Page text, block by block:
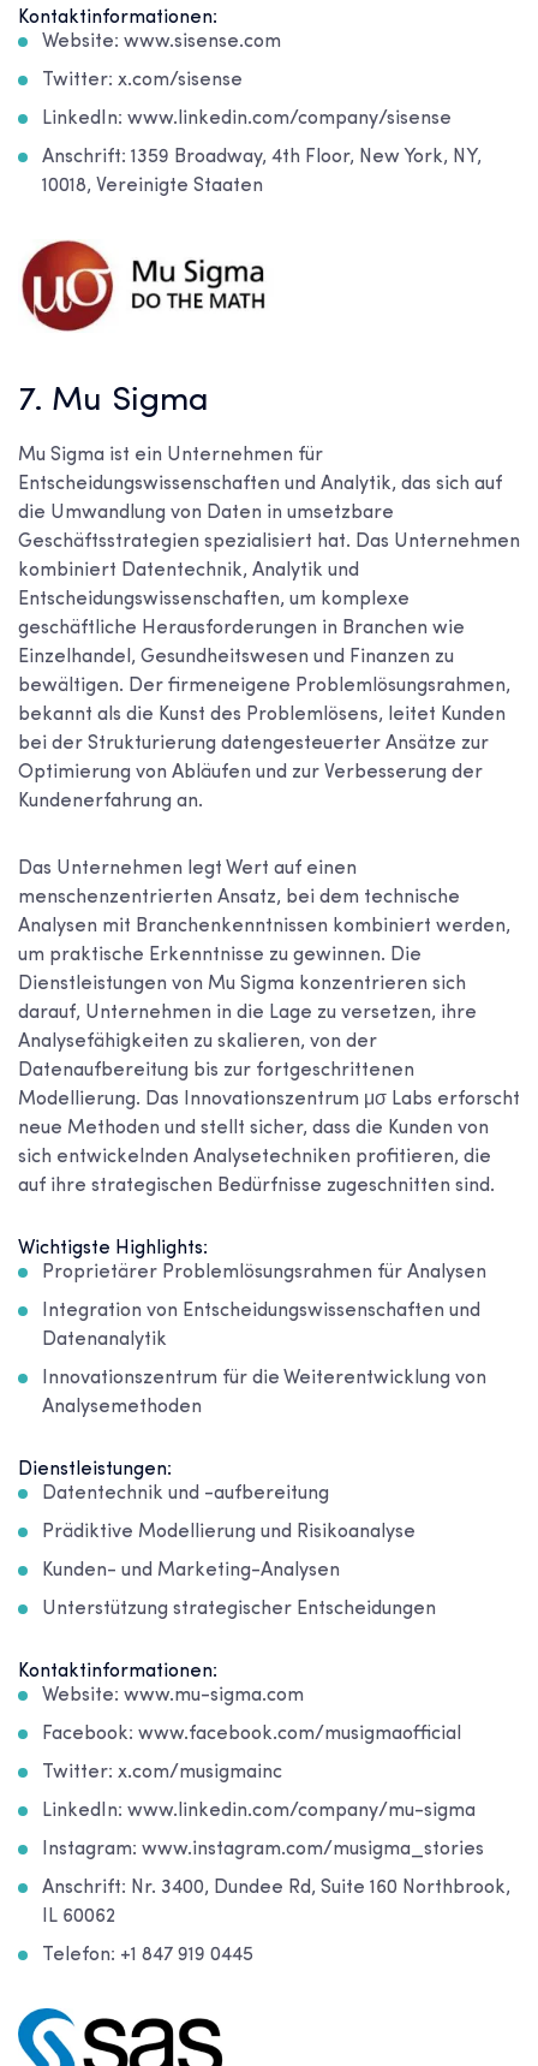
Kontaktinformationen:
Website: www.sisense.com
Twitter: x.com/sisense
LinkedIn: www.linkedin.com/company/sisense
Anschrift: 1359 Broadway, 4th Floor, New York, NY,
10018, Vereinigte Staaten
7. Mu Sigma
Mu Sigma ist ein Unternehmen für
Entscheidungswissenschaften und Analytik, das sich auf
die Umwandlung von Daten in umsetzbare
Geschäftsstrategien spezialisiert hat. Das Unternehmen
kombiniert Datentechnik, Analytik und
Entscheidungswissenschaften, um komplexe
geschäftliche Herausforderungen in Branchen wie
Einzelhandel, Gesundheitswesen und Finanzen zu
bewältigen. Der firmeneigene Problemlösungsrahmen,
bekannt als die Kunst des Problemlösens, leitet Kunden
bei der Strukturierung datengesteuerter Ansätze zur
Optimierung von Abläufen und zur Verbesserung der
Kundenerfahrung an.
Das Unternehmen legt Wert auf einen
menschenzentrierten Ansatz, bei dem technische
Analysen mit Branchenkenntnissen kombiniert werden,
um praktische Erkenntnisse zu gewinnen. Die
Dienstleistungen von Mu Sigma konzentrieren sich
darauf, Unternehmen in die Lage zu versetzen, ihre
Analysefähigkeiten zu skalieren, von der
Datenaufbereitung bis zur fortgeschrittenen
Modellierung. Das Innovationszentrum μσ Labs erforscht
neue Methoden und stellt sicher, dass die Kunden von
sich entwickelnden Analysetechniken profitieren, die
auf ihre strategischen Bedürfnisse zugeschnitten sind.
Wichtigste Highlights:
Proprietärer Problemlösungsrahmen für Analysen
Integration von Entscheidungswissenschaften und
Datenanalytik
Innovationszentrum für die Weiterentwicklung von
Analysemethoden
Dienstleistungen:
Datentechnik und -aufbereitung
Prädiktive Modellierung und Risikoanalyse
Kunden- und Marketing-Analysen
Unterstützung strategischer Entscheidungen
Kontaktinformationen:
Website: www.mu-sigma.com
Facebook: www.facebook.com/musigmaofficial
Twitter: x.com/musigmainc
LinkedIn: www.linkedin.com/company/mu-sigma
Instagram: www.instagram.com/musigma_stories
Anschrift: Nr. 3400, Dundee Rd, Suite 160 Northbrook,
IL 60062
Telefon: +1 847 919 0445